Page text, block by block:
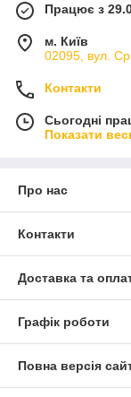
Працює з
м. Київ
02095, вул.
Контакти
Сьогодні
Показати
Про нас
Контакти
Доставка та
Графік роботи
Повна версія